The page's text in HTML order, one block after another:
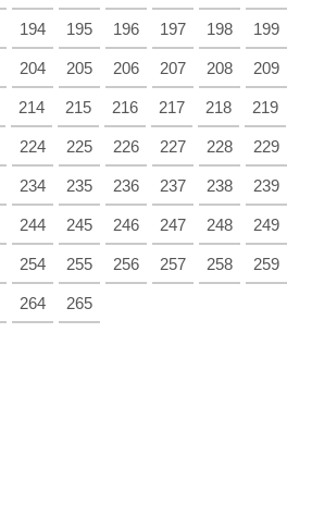
194 195 196 197 198 199
204 205 206 207 208 209
214 215 216 217 218 219
224 225 226 227 228 229
234 235 236 237 238 239
244 245 246 247 248 249
254 255 256 257 258 259
264 265